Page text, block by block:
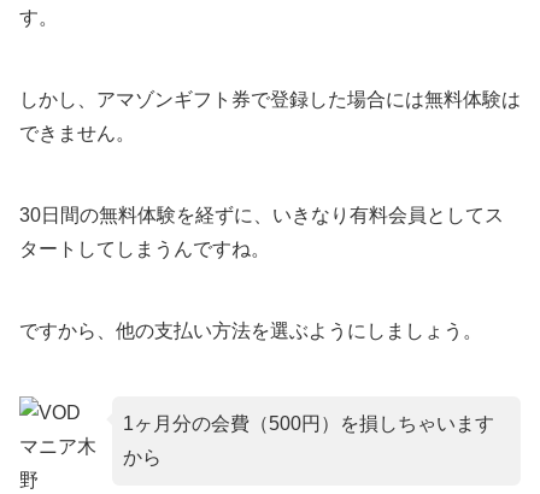
す。
しかし、アマゾンギフト券で登録した場合には無料体験は
できません。
30日間の無料体験を経ずに、いきなり有料会員としてス
タートしてしまうんですね。
ですから、他の支払い方法を選ぶようにしましょう。
1ヶ月分の会費（500円）を損しちゃいます
から